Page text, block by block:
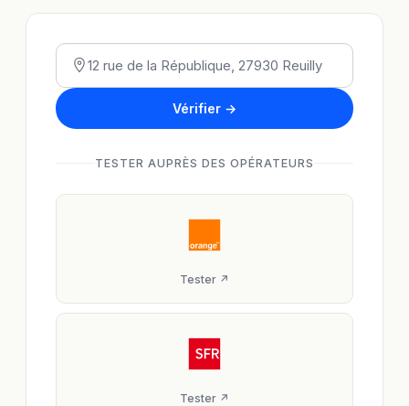
Vérifier →
TESTER AUPRÈS DES OPÉRATEURS
Tester ↗
Tester ↗